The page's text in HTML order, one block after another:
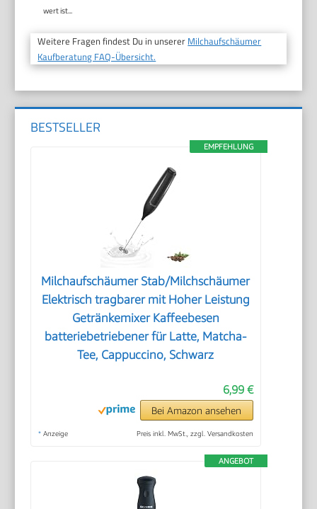
wert ist...
Weitere Fragen findest Du in unserer Milchaufschäumer
Kaufberatung FAQ-Übersicht.
BESTSELLER
EMPFEHLUNG
Milchaufschäumer Stab/Milchschäumer
Elektrisch tragbarer mit Hoher Leistung
Getränkemixer Kaffeebesen
batteriebetriebener für Latte, Matcha-
Tee, Cappuccino, Schwarz
6,99 €
Bei Amazon ansehen
* Anzeige Preis inkl. MwSt., zzgl. Versandkosten
ANGEBOT